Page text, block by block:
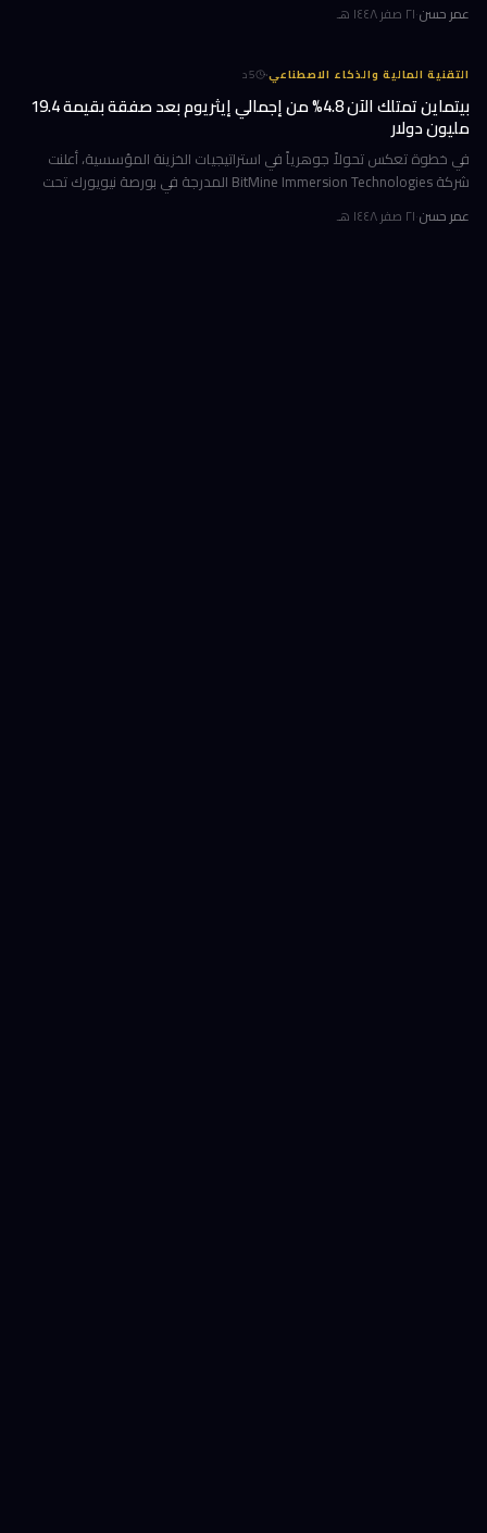
عمر حسن·٢١ صفر ١٤٤٨ هـ
التقنية المالية والذكاء الاصطناعي·
5د
بيتماين تمتلك الآن 4.8% من إجمالي إيثريوم بعد صفقة بقيمة 19.4
مليون دولار
في خطوة تعكس تحولاً جوهرياً في استراتيجيات الخزينة المؤسسية، أعلنت
شركة BitMine Immersion Technologies المدرجة في بورصة نيويورك تحت
عمر حسن·٢١ صفر ١٤٤٨ هـ